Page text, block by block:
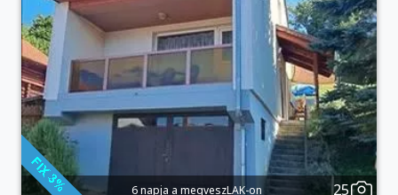
6 napja a megveszLAK-on 25